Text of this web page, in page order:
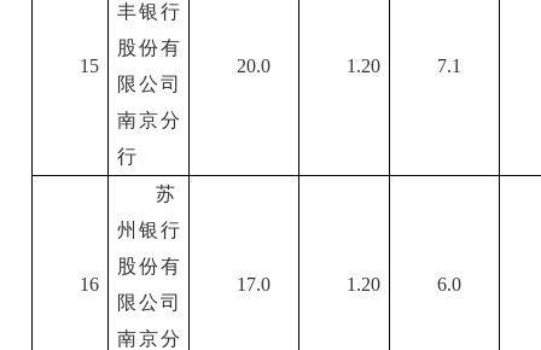
15
丰银行
股份有
限公司
南京分
行
20.0 1.20 7.1
16
苏
州银行
股份有
限公司
南京分
17.0 1.20 6.0